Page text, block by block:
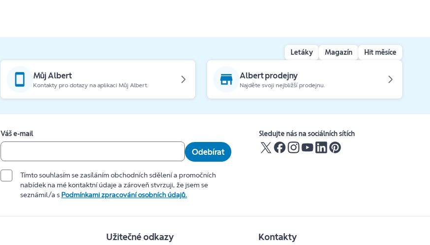
Letáky Magazín Hit měsíce
Můj Albert
Kontakty pro dotazy na aplikaci Můj Albert.
Albert prodejny
Najděte svoji nejbližší prodejnu.
Váš e-mail
Odebírat
Tímto souhlasím se zasíláním obchodních sdělení a promočních
nabídek na mé kontaktní údaje a zároveň stvrzuji, že jsem se
seznámil/a s Podmínkami zpracování osobních údajů.
Sledujte nás na sociálních sítích
Užitečné odkazy Kontakty